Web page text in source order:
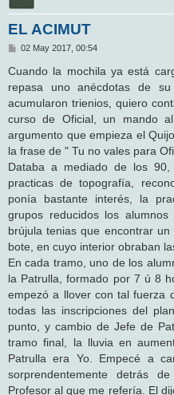
EL ACIMUT
M
n
s
a
e
02 May 2017, 00:54
Cuando la mochila ya está
repasa uno anécdotas de
acumularon trienios, quiero
curso de Oficial, un mando
argumento que empieza el
la frase de " Tu no vales para
Databa a mediado de los
practicas de topografía,
ponía bastante interés, la
grupos reducidos los
brújula tenias que encontrar
bote, en cuyo interior obraban
En cada tramo, uno de los
la Patrulla, formado por 7 ú 8
empezó a llover con tal fuerza
todas las inscripciones del
punto, y cambio de Jefe de
tramo final, la lluvia en
Patrulla era Yo. Empecé a
sorprendentemente detrás
Profesor al que me refería. El